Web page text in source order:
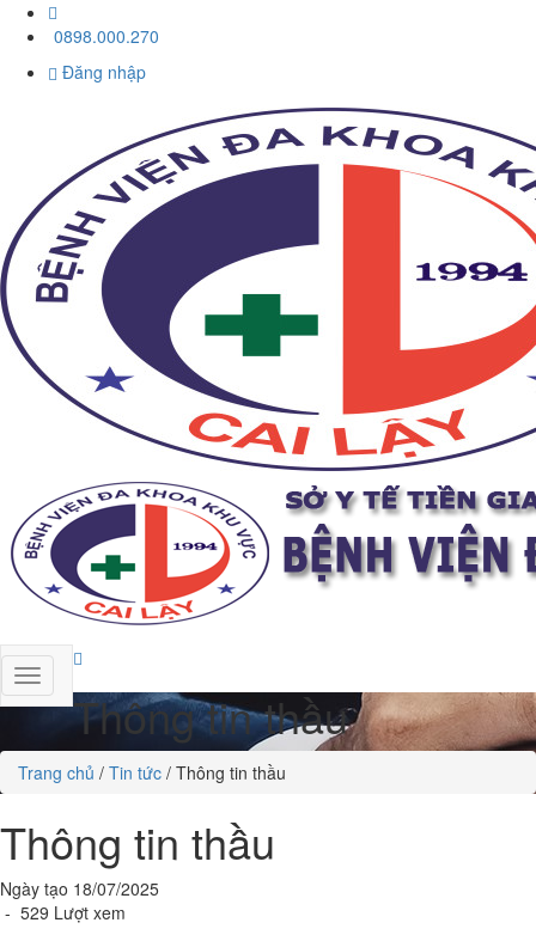
0898.000.270
Đăng nhập
Thông tin thầu
Trang chủ / Tin tức / Thông tin thầu
Thông tin thầu
Ngày tạo 18/07/2025
- 529 Lượt xem